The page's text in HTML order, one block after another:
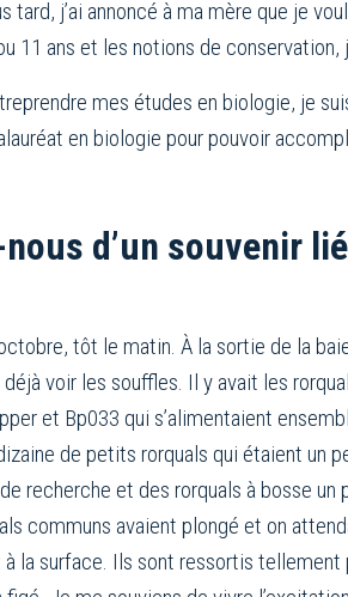
tard, j’ai annoncé à ma mère que je
11 ans et les notions de
mes études en biologie, je
en biologie pour pouvoir
d’un souvenir
tôt le matin. À la sortie de la
voir les souffles. Il y avait les
et Bp033 qui s’alimentaient
de petits rorquals qui étaient un
recherche et des rorquals à bosse un
communs avaient plongé et on
à la surface. Ils sont ressortis tellement